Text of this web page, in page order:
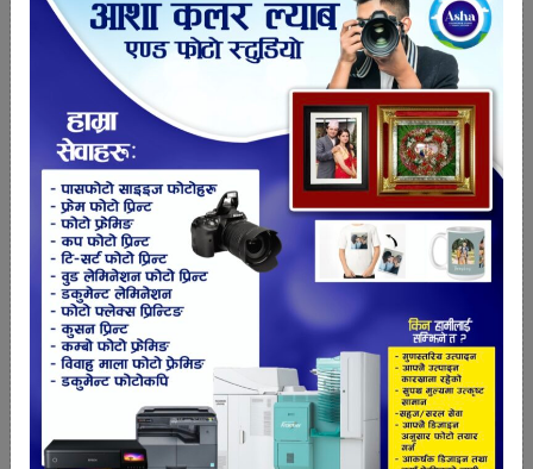
निकासी रोक्ता संकट उत्पन्न हुने नै भयो । भारतले रोकेको
औषधिका लागि उच्च कूटनीतिक तहबाट पहल गर्नु उचित र
आवश्यक छ । भारतबाट औषधि ल्याउन नमिलेमा बंगलादेश,
पाकिस्तानलगायतका छिमेकीसँग पनि तत्काल वार्ता गर्नुपर्छ
। मास्क निर्माण र वितरणको जिम्मा नेपाली सेनालाई दिए
हुन्छ । नयाँ कारखाना बनाउन नभ्याइने अवस्थाभए अहिलेको
कारखानाको सञ्चालनमा सेनालाई संलग्न गराएर अत्यधिक
उत्पादन बढाउन सकिएला । सरकारले कोरोनाका विषयमा
सही निर्णय लिन ढिलो नगरोस् । चीनबाट नेपाली
फर्काउनजस्तै जनदबाब पर्खने हो भने स्थिति नियन्त्रणबाहिर
पनि पुग्नसक्छ भन्ने हेक्का राखौँ ।